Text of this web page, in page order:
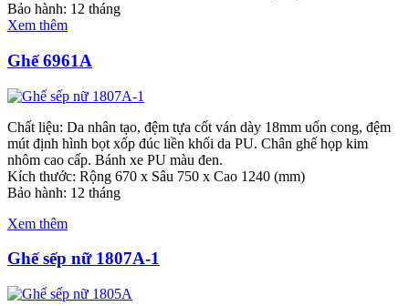
Bảo hành: 12 tháng
Xem thêm
Ghế 6961A
Chất liệu: Da nhân tạo, đệm tựa cốt ván dày 18mm uốn cong, đệm
mút định hình bọt xốp đúc liền khối da PU. Chân ghế họp kim
nhôm cao cấp. Bánh xe PU màu đen.
Kích thước: Rộng 670 x Sâu 750 x Cao 1240 (mm)
Bảo hành: 12 tháng
Xem thêm
Ghế sếp nữ 1807A-1